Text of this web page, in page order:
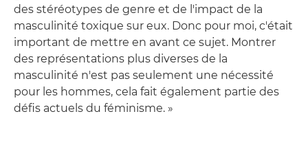
des stéréotypes de genre et de l'impact de la
masculinité toxique sur eux. Donc pour moi, c'était
important de mettre en avant ce sujet. Montrer
des représentations plus diverses de la
masculinité n'est pas seulement une nécessité
pour les hommes, cela fait également partie des
défis actuels du féminisme. »